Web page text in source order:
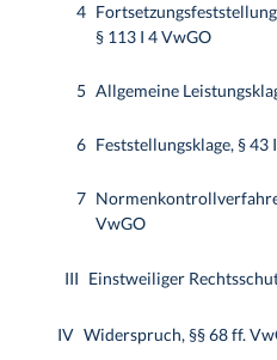
4
§ 113 I 4 VwGO
5 Allgemeine
6 Feststellungsklage, § 43
7
VwGO
III Einstweiliger
IV Widerspruch, §§ 68 ff.